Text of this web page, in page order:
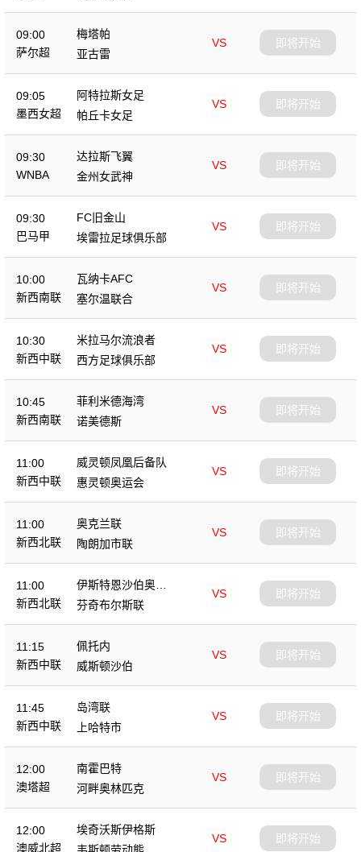
09:00
萨尔超
梅塔帕
VS
亚古雷
即将开始
09:05
墨西女超
阿特拉斯女足
VS
帕丘卡女足
即将开始
09:30
WNBA
达拉斯飞翼
VS
金州女武神
即将开始
09:30
巴马甲
FC旧金山
VS
埃雷拉足球俱乐部
即将开始
10:00
新西南联
瓦纳卡AFC
VS
塞尔温联合
即将开始
10:30
新西中联
米拉马尔流浪者
VS
西方足球俱乐部
即将开始
10:45
新西南联
菲利米德海湾
VS
诺美德斯
即将开始
11:00
新西中联
威灵顿凤凰后备队
VS
惠灵顿奥运会
即将开始
11:00
新西北联
奥克兰联
VS
陶朗加市联
即将开始
11:00
新西北联
伊斯特恩沙伯奥克
兰
VS
芬奇布尔斯联
即将开始
11:15
新西中联
佩托内
VS
威斯顿沙伯
即将开始
11:45
新西中联
岛湾联
VS
上哈特市
即将开始
12:00
澳塔超
南霍巴特
VS
河畔奥林匹克
即将开始
12:00
澳威北超
埃奇沃斯伊格斯
VS
即将开始